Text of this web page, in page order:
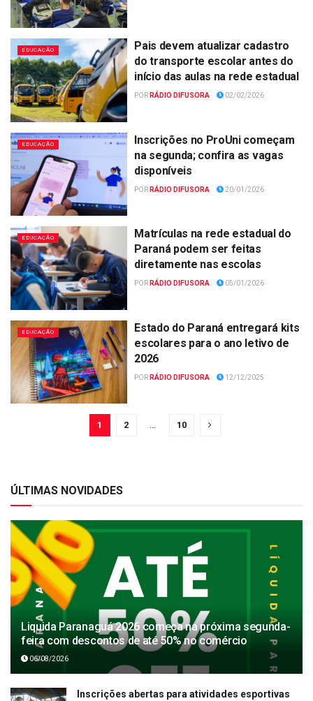
EDUCAÇÃO
Pais devem atualizar cadastro
do transporte escolar antes do
início das aulas na rede estadual
POR RÁDIO DIFUSORA 02/02/2026
EDUCAÇÃO
Inscrições no ProUni começam
na segunda; confira as vagas
disponíveis
POR RÁDIO DIFUSORA 20/01/2026
EDUCAÇÃO
Matrículas na rede estadual do
Paraná podem ser feitas
diretamente nas escolas
POR RÁDIO DIFUSORA 05/01/2026
EDUCAÇÃO
Estado do Paraná entregará kits
escolares para o ano letivo de
2026
POR RÁDIO DIFUSORA 12/12/2025
1 2 … 10
ÚLTIMAS NOVIDADES
Liquida Paranaguá 2026 começa na próxima segunda-
feira com descontos de até 50% no comércio
06/08/2026
Inscrições abertas para atividades esportivas